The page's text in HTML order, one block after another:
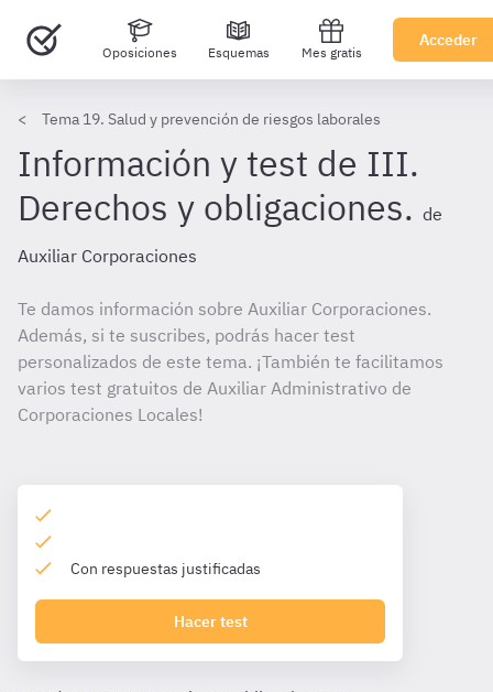
Oposiciones Esquemas Mes gratis
Acceder
Tema 19. Salud y prevención de riesgos laborales
Información y test de III.
Derechos y obligaciones. de
Auxiliar Corporaciones
Te damos información sobre Auxiliar Corporaciones.
Además, si te suscribes, podrás hacer test
personalizados de este tema. ¡También te facilitamos
varios test gratuitos de Auxiliar Administrativo de
Corporaciones Locales!
Con respuestas justificadas
Hacer test